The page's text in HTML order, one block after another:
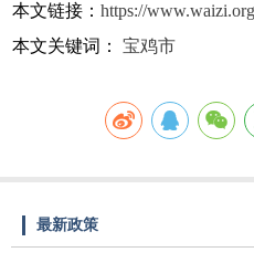
本文链接：https://
本文关键词：宝鸡市
最新政策